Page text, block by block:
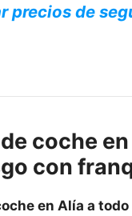
precios de
coche
con
en Alía a